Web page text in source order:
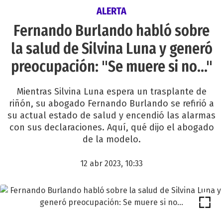
ALERTA
Fernando Burlando habló sobre
la salud de Silvina Luna y generó
preocupación: "Se muere si no..."
Mientras Silvina Luna espera un trasplante de
riñón, su abogado Fernando Burlando se refirió a
su actual estado de salud y encendió las alarmas
con sus declaraciones. Aquí, qué dijo el abogado
de la modelo.
12 abr 2023, 10:33